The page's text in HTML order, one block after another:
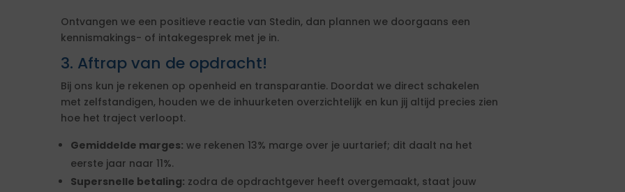
Ontvangen we een positieve reactie van Stedin, dan plannen we doorgaans een
kennismakings- of intakegesprek met je in.
3. Aftrap van de opdracht!
Bij ons kun je rekenen op openheid en transparantie. Doordat we direct schakelen
met zelfstandigen, houden we de inhuurketen overzichtelijk en kun jij altijd precies zien
hoe het traject verloopt.
Gemiddelde marges: we rekenen 13% marge over je uurtarief; dit daalt na het
eerste jaar naar 11%.
Supersnelle betaling: zodra de opdrachtgever heeft overgemaakt, staat jouw